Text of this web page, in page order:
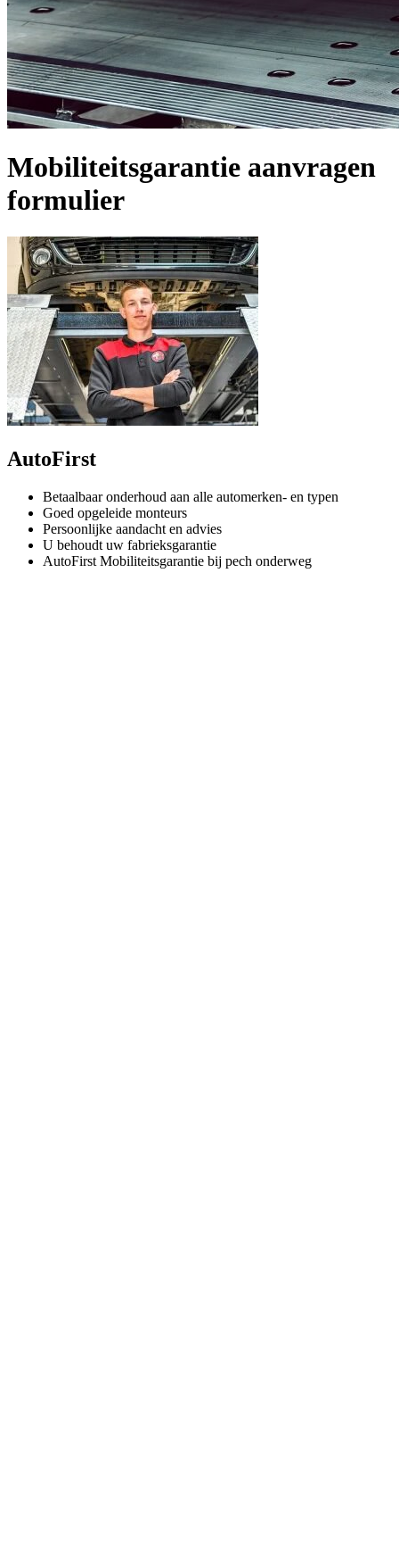
Mobiliteitsgarantie aanvragen
formulier
AutoFirst
Betaalbaar onderhoud aan alle automerken- en typen
Goed opgeleide monteurs
Persoonlijke aandacht en advies
U behoudt uw fabrieksgarantie
AutoFirst Mobiliteitsgarantie bij pech onderweg